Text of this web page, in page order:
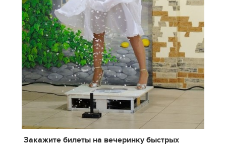
Закажите билеты на вечеринку быстрых